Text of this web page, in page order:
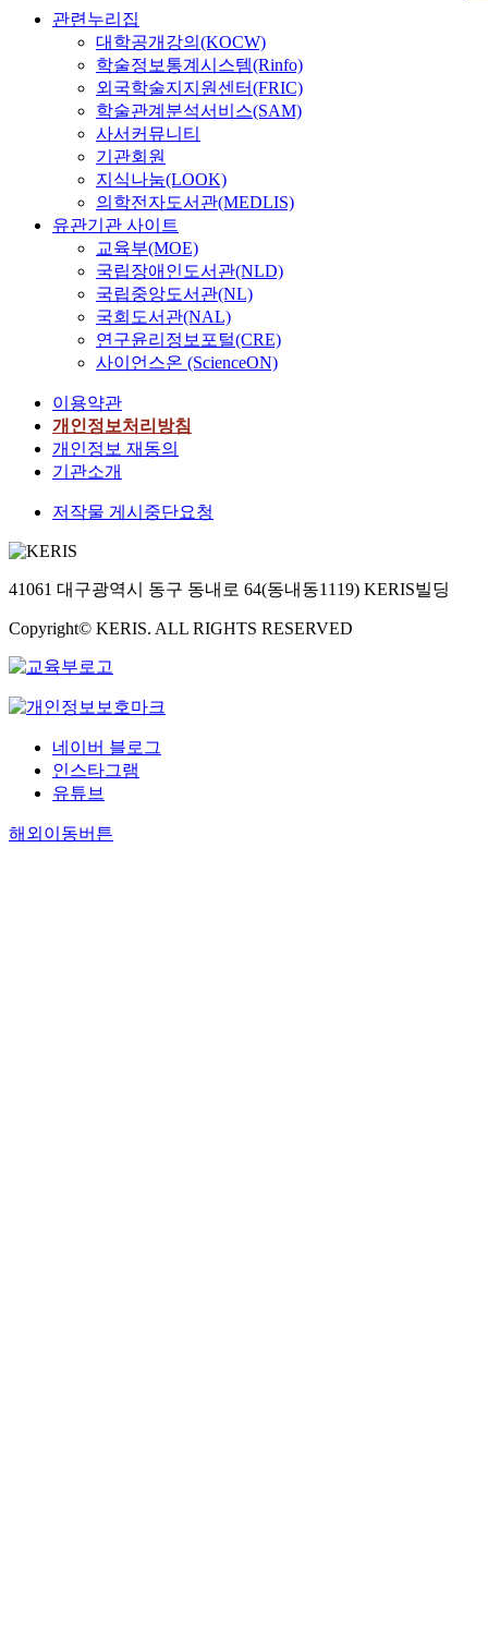
관련누리집
대학공개강의(KOCW)
학술정보통계시스템(Rinfo)
외국학술지지원센터(FRIC)
학술관계분석서비스(SAM)
사서커뮤니티
기관회원
지식나눔(LOOK)
의학전자도서관(MEDLIS)
유관기관 사이트
교육부(MOE)
국립장애인도서관(NLD)
국립중앙도서관(NL)
국회도서관(NAL)
연구윤리정보포털(CRE)
사이언스온 (ScienceON)
이용약관
개인정보처리방침
개인정보 재동의
기관소개
저작물 게시중단요청
41061 대구광역시 동구 동내로 64(동내동1119) KERIS빌딩
Copyright© KERIS. ALL RIGHTS RESERVED
네이버 블로그
인스타그램
유튜브
해외이동버튼